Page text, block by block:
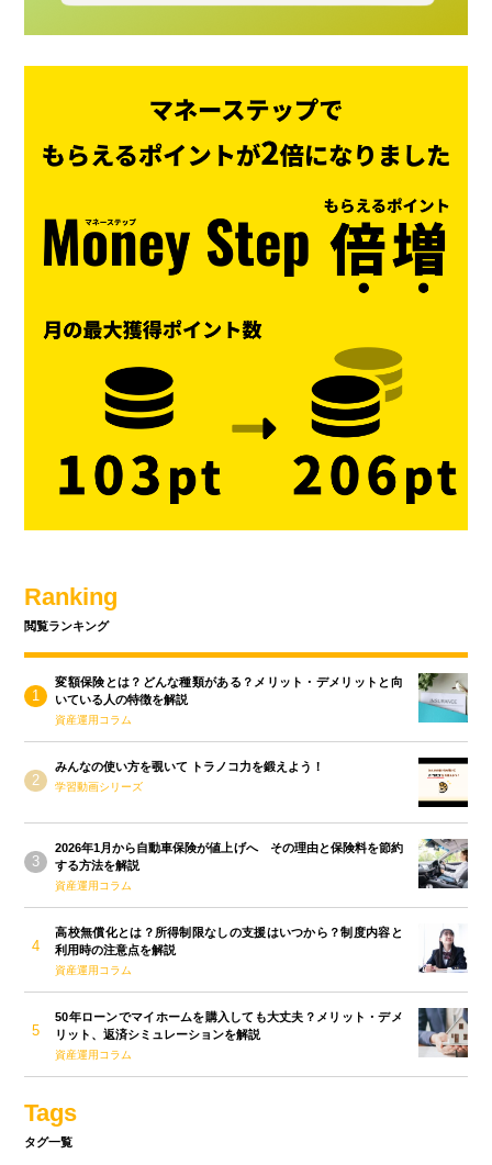
Ranking
閲覧ランキング
変額保険とは？どんな種類がある？メリット・デメリットと向
いている人の特徴を解説
資産運用コラム
みんなの使い方を覗いて トラノコ力を鍛えよう！
学習動画シリーズ
2026年1月から自動車保険が値上げへ その理由と保険料を節約
する方法を解説
資産運用コラム
高校無償化とは？所得制限なしの支援はいつから？制度内容と
利用時の注意点を解説
資産運用コラム
50年ローンでマイホームを購入しても大丈夫？メリット・デメ
リット、返済シミュレーションを解説
資産運用コラム
Tags
タグ一覧